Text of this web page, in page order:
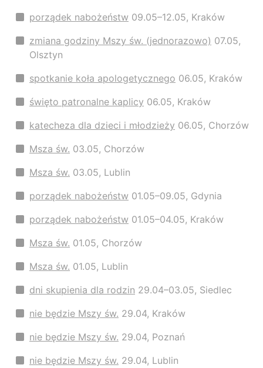
porządek nabożeństw 09.05–12.05, Kraków
zmiana godziny Mszy św. (jednorazowo) 07.05,
Olsztyn
spotkanie koła apologetycznego 06.05, Kraków
święto patronalne kaplicy 06.05, Kraków
katecheza dla dzieci i młodzieży 06.05, Chorzów
Msza św. 03.05, Chorzów
Msza św. 03.05, Lublin
porządek nabożeństw 01.05–09.05, Gdynia
porządek nabożeństw 01.05–04.05, Kraków
Msza św. 01.05, Chorzów
Msza św. 01.05, Lublin
dni skupienia dla rodzin 29.04–03.05, Siedlec
nie będzie Mszy św. 29.04, Kraków
nie będzie Mszy św. 29.04, Poznań
nie będzie Mszy św. 29.04, Lublin